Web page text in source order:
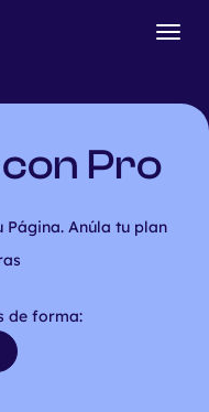
Pro
Anúla tu plan
de forma: